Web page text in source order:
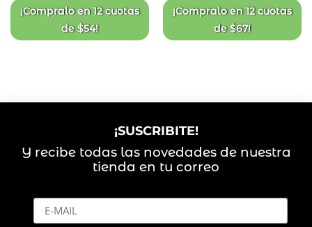
¡Compralo en12 cuotas
de$54!
¡Compralo en12 cuotas
de$67!
¡SUSCRIBITE!
Y recibe todas las novedades de nuestra
tienda en tu correo